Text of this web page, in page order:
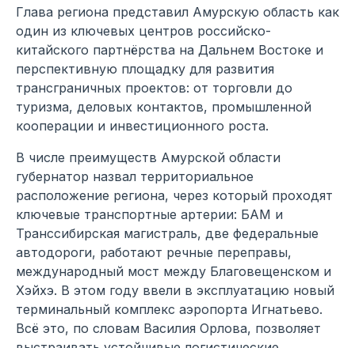
Глава региона представил Амурскую область как
один из ключевых центров российско-
китайского партнёрства на Дальнем Востоке и
перспективную площадку для развития
трансграничных проектов: от торговли до
туризма, деловых контактов, промышленной
кооперации и инвестиционного роста.
В числе преимуществ Амурской области
губернатор назвал территориальное
расположение региона, через который проходят
ключевые транспортные артерии: БАМ и
Транссибирская магистраль, две федеральные
автодороги, работают речные переправы,
международный мост между Благовещенском и
Хэйхэ. В этом году ввели в эксплуатацию новый
терминальный комплекс аэропорта Игнатьево.
Всё это, по словам Василия Орлова, позволяет